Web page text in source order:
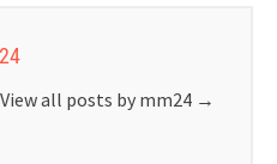
View all posts by mm24 →